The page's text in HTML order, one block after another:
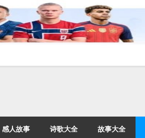
感人故事 诗歌大全 故事大全